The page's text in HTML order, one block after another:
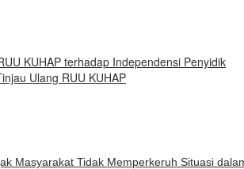
KUHAP terhadap Independensi Penyidik
Ulang RUU KUHAP
Masyarakat Tidak Memperkeruh Situasi